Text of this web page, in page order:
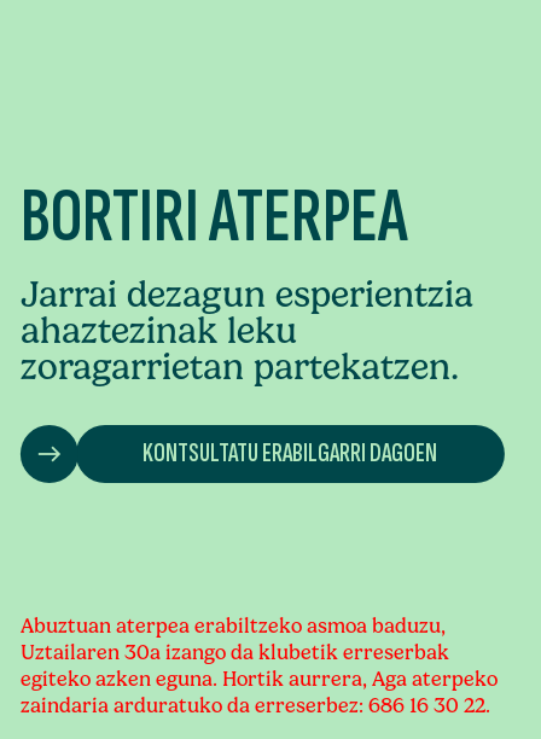
BORTIRI ATERPEA
Jarrai dezagun esperientzia
ahaztezinak leku
zoragarrietan partekatzen.
KONTSULTATU ERABILGARRI DAGOEN
Abuztuan aterpea erabiltzeko asmoa baduzu,
Uztailaren 30a izango da klubetik erreserbak
egiteko azken eguna. Hortik aurrera, Aga aterpeko
zaindaria arduratuko da erreserbez: 686 16 30 22.